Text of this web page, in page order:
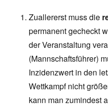
Zuallererst muss die
permanent gecheckt
der Veranstaltung
(Mannschaftsführer)
Inzidenzwert in den
Wettkampf nicht
kann man zumindest